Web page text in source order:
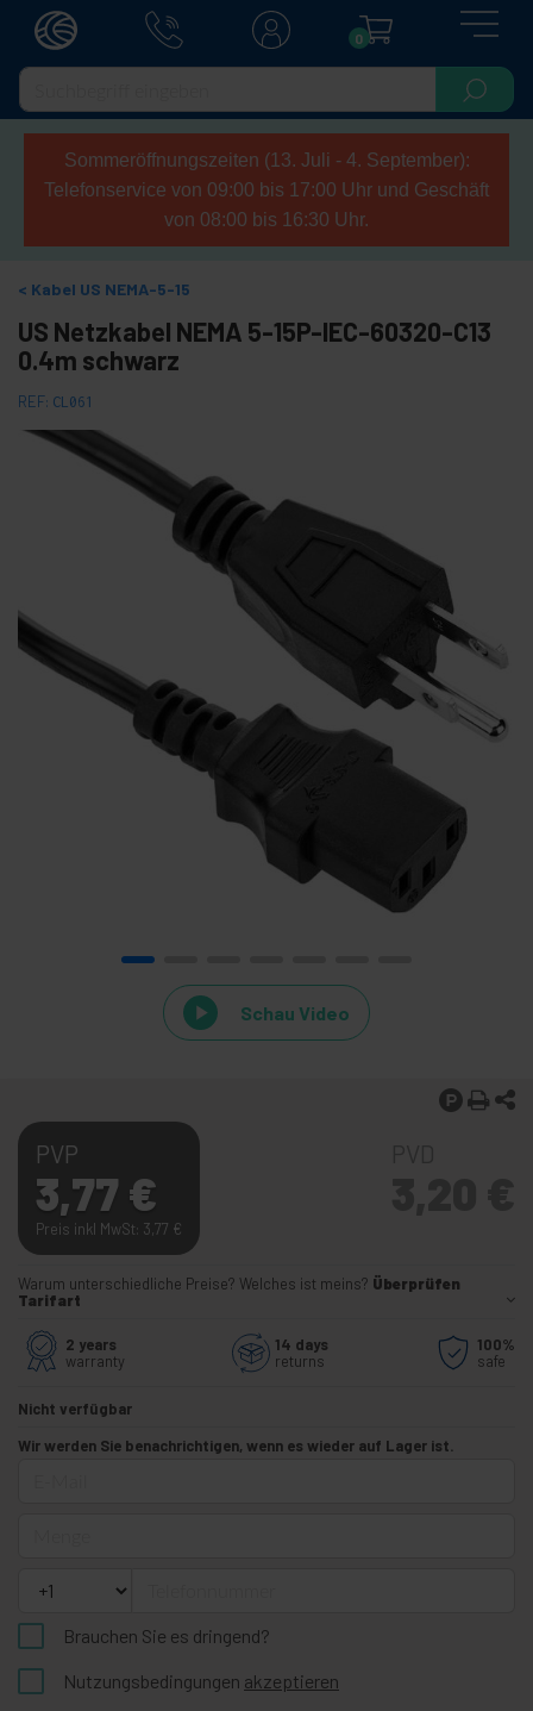
0
Sommeröffnungszeiten (13. Juli - 4. September):
Telefonservice von 09:00 bis 17:00 Uhr und Geschäft
von 08:00 bis 16:30 Uhr.
Kabel US NEMA-5-15
US Netzkabel NEMA 5-15P-IEC-60320-C13
0.4m schwarz
REF: CL061
Schau Video
PVP
3,77 €
Preis inkl MwSt: 3,77 €
Warum unterschiedliche Preise? Welches ist meins? Überprüfen
Tarifart
2 years
warranty
14 days
returns
100%
safe
Nicht verfügbar
Wir werden Sie benachrichtigen, wenn es wieder auf Lager ist.
Brauchen Sie es dringend?
Nutzungsbedingungen akzeptieren